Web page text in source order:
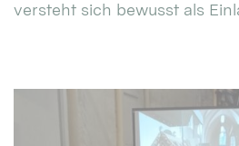
versteht sich bewusst als